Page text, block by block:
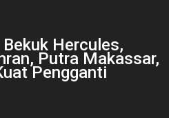
Bekuk Hercules,
Putra Makassar,
Pengganti